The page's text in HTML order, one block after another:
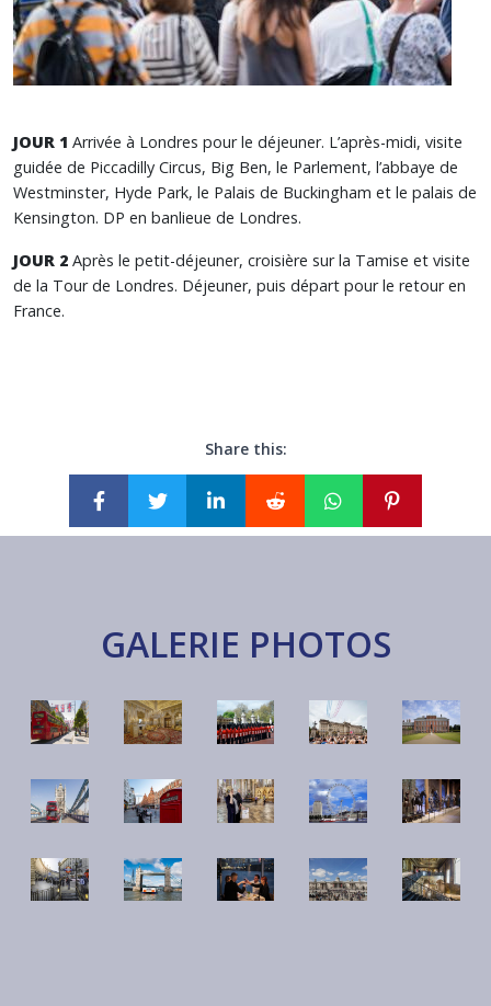
JOUR 1 Arrivée à Londres pour le déjeuner. L’après-midi, visite
guidée de Piccadilly Circus, Big Ben, le Parlement, l’abbaye de
Westminster, Hyde Park, le Palais de Buckingham et le palais de
Kensington. DP en banlieue de Londres.
JOUR 2 Après le petit-déjeuner, croisière sur la Tamise et visite
de la Tour de Londres. Déjeuner, puis départ pour le retour en
France.
Share this:
GALERIE PHOTOS